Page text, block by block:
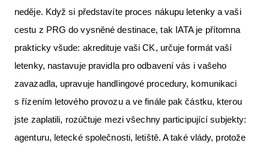
neděje. Když si představíte proces nákupu letenky a vaši
cestu z PRG do vysněné destinace, tak IATA je přítomna
prakticky všude: akredituje vaši CK, určuje formát vaší
letenky, nastavuje pravidla pro odbavení vás i vašeho
zavazadla, upravuje handlingové procedury, komunikaci
s řízením letového provozu a ve finále pak částku, kterou
jste zaplatili, rozúčtuje mezi všechny participující subjekty:
agenturu, letecké společnosti, letiště. A také vlády, protože